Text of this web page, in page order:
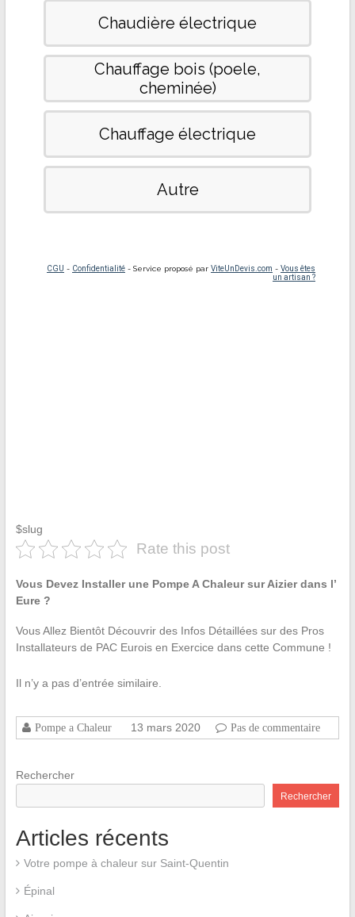
$slug
Rate this post
Vous Devez Installer une Pompe A Chaleur sur Aizier dans l’
Eure ?
Vous Allez Bientôt Découvrir des Infos Détaillées sur des Pros
Installateurs de PAC Eurois en Exercice dans cette Commune !
Il n’y a pas d’entrée similaire.
Pompe a Chaleur 13 mars 2020 Pas de commentaire
Rechercher
Rechercher
Articles récents
Votre pompe à chaleur sur Saint-Quentin
Épinal